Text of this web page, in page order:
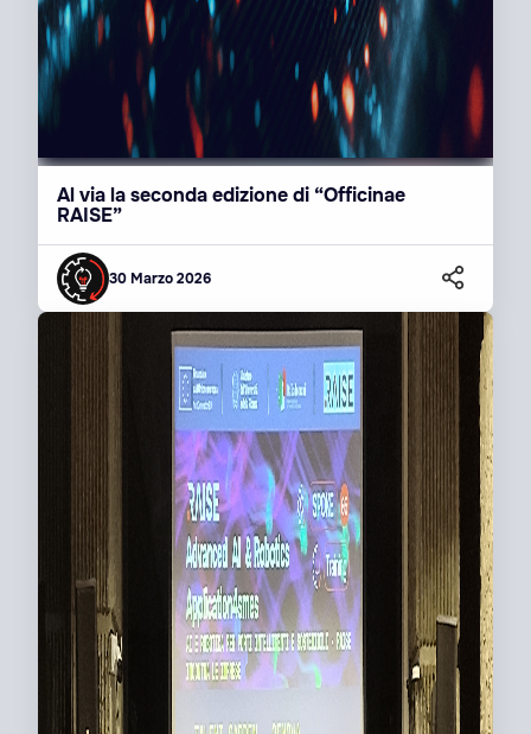
Al via la seconda edizione di “Officinae
RAISE”
30 Marzo 2026